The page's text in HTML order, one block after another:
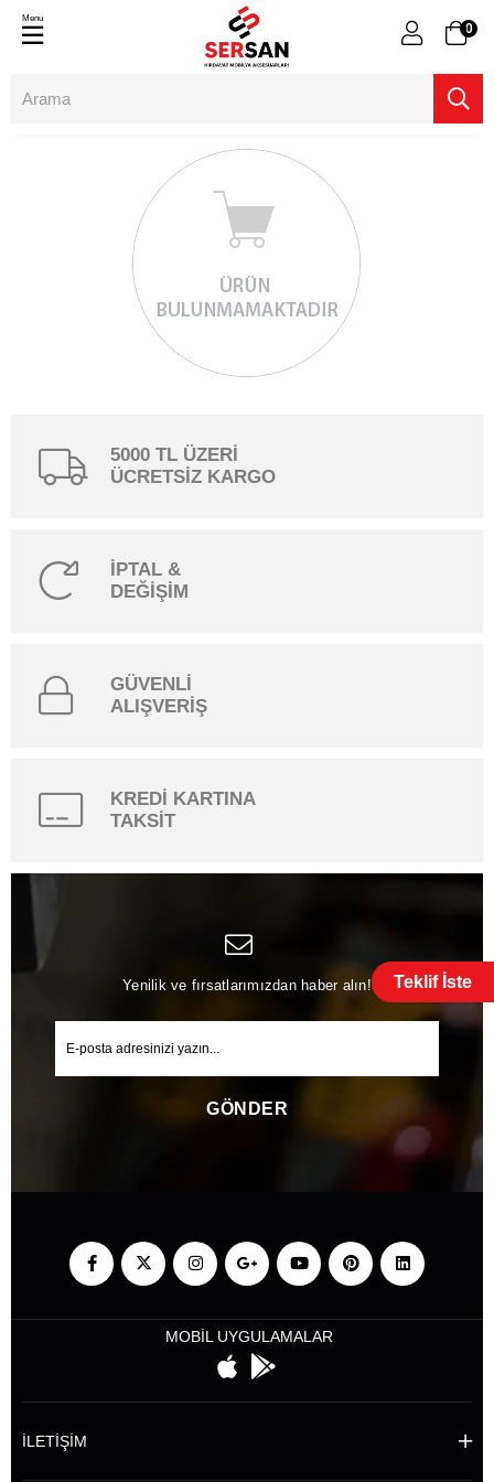
Teklif İste
0
Menu
5000 TL ÜZERİ
ÜCRETSİZ KARGO
İPTAL &
DEĞİŞİM
GÜVENLİ
ALIŞVERİŞ
KREDİ KARTINA
TAKSİT
Yenilik ve fırsatlarımızdan haber alın!
GÖNDER
MOBİL UYGULAMALAR
İLETİŞİM